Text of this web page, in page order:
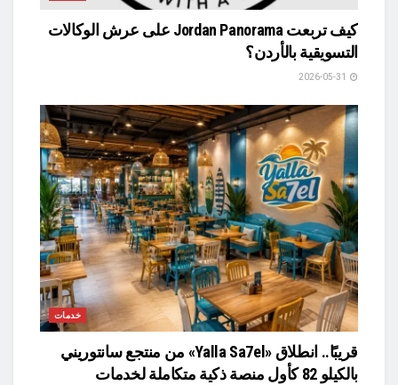
كيف تربعت Jordan Panorama على عرش الوكالات
التسويقية بالأردن؟
خدمات
قريبًا.. انطلاق «Yalla Sa7el» من منتجع سانتوريني
بالكيلو 82 كأول منصة ذكية متكاملة لخدمات